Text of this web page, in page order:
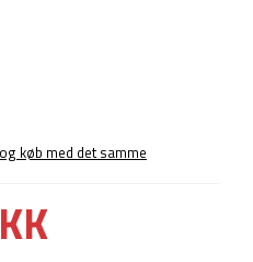
køb med det samme